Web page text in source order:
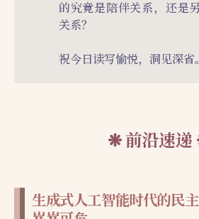
的究竟是陪伴关系，还是
关系？
祝今日读写愉悦，洞见深省。
前沿速递
生成式人工智能时代的民